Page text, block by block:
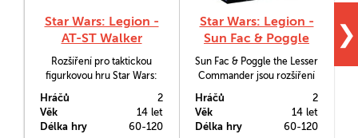
Star Wars: Legion -
AT-ST Walker
Rozšíření pro taktickou
figurkovou hru Star Wars:
Hráčů
2
Věk
14 let
Délka hry
60-120
Star Wars: Legion -
Sun Fac & Poggle
the Lesser
Commander
Sun Fac & Poggle the Lesser
Commander jsou rozšíření
hru Star Wars: Legion.
Hráčů
2
Věk
14 let
Délka hry
60-120
❯